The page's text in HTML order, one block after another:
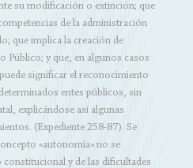
su modificación o extinción; que
de la administración
que implica la creación de
Público; y que, en algunos casos
significar el reconocimiento
entes públicos, sin
explicándose así algunas
(Expediente 258-87). Se
«autonomía» no se
constitucional y de las dificultades